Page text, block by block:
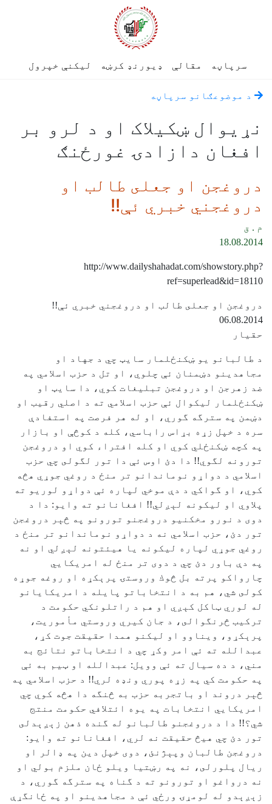
سرپاڼه مقالې ډیورنډ کرښه لیکنې خپرول
د موضوعګانو سرپاڼه
نړيوال ښکيلاک او د لرو بر
افغان دازادۍ غورځنګ
دروغجن او جعلى طالب او
دروغجني خبري ئې!!
م . ق
18.08.2014
http://www.dailyshahadat.com/showstory.php?
ref=superlead&id=18110
دروغجن او جعلى طالب او دروغجني خبري ئې!!
06.08.2014
حقيار
د طالبانو يو ښكنځلمار سايټ چي د جهاد او
مجاهدينو دښمنان ئې چلوي، او تل د حزب اسلامي په
ضد زهرجن او دروغجن تبليغات كوي، دا سايټ او
ښكنځلمار ليكوال ئې حزب اسلامي ته د اصلي رقيب او
دښمن په سترگه گوري، او له هر فرصت په استفادې
سره د خپل زړه بړاس راباسي، كله د كوڅې او بازار
په كچه ښكنځلي كوي او كله افتراء كوي او دروغجن
تورونه لگوي!! دا دئ اوس ئې دا تور لگولى چي حزب
اسلامي د دواړو نوماندانو تر منځ د روغي جوړي هڅه
كوي، او گواكي د دې موخي لپاره ئې دواړو لوريو ته
پلاوي او ليكونه لېږلي!! افغانانو ته وايو: دا د
دوى د نورو مخكنيو دروغجنو تورونو په څېر دروغجن
تور دئ، حزب اسلامي نه د دواړو نوماندانو تر منځ د
روغي جوړي لپاره ليكونه يا هيئتونه لېږلي او نه
په دې باور دئ چي د دوى تر منځ له امريكايي
چارواكو پرته بل څوك وروستۍ پرېكړه او روغه جوړه
كولى شي، هم به د انتخاباتو پايله د امريكايانو
له لوري ټاكل كېږي او هم د راتلونكي حكومت د
تركيب څرنگوالى، د جان كيري وروستي مأموريت،
پرېكړو، ويناوو او ليكنو همدا حقيقت جوت كړ،
عبدالله ته ئې امر وكړ چي د انتخاباتو نتائج به
مني، د ده سيال ته ئې وويل: عبدالله او ټيم به ئې
په حكومت كي په زړه پوري ونډه لري!! د حزب اسلامي په
څېر دروند او باتجربه حزب به څنگه دا هڅه كوي چي
امريكايي انتخابات په يوه ائتلافي حكومت منتج
شي؟!! دا د دروغجنو طالبانو له گنده ذهن زېږېدلى
تور دئ چي هيڅ حقيقت نه لري، افغانانو ته وايو:
دروغجن طالبان وپېژنئ، دوى خپل دين په ډالر او
ريال پلورلى، نه په رښتيا ويلو ځان ملزم بولي او
نه درواغو او تورونو ته د گناه په سترگه گوري، د
زېږېدو له لومړۍ ورځي ئې د مجاهدينو او په ځانگړې